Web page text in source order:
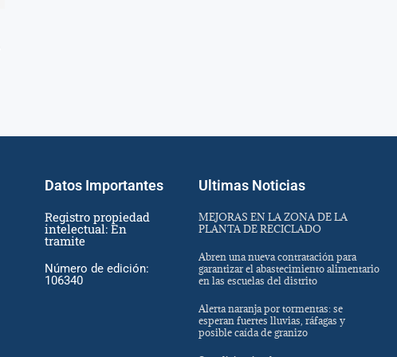
Datos Importantes
Registro propiedad
intelectual: En
tramite
Número de edición:
106340
Ultimas Noticias
MEJORAS EN LA ZONA DE LA
PLANTA DE RECICLADO
Abren una nueva contratación para
garantizar el abastecimiento alimentario
en las escuelas del distrito
Alerta naranja por tormentas: se
esperan fuertes lluvias, ráfagas y
posible caída de granizo